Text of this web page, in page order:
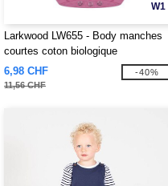
W1
Larkwood LW655 - Body manches
courtes coton biologique
6,98 CHF
11,56 CHF
-40%